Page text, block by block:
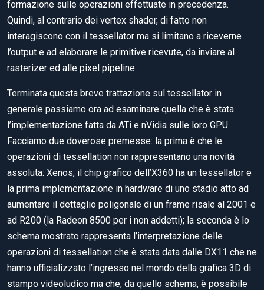
formazione sulle operazioni effettuate in precedenza.
Quindi, al contrario dei vertex shader, di fatto non
interagiscono con il tessellator ma si limitano a riceverne
l’output e ad elaborare le primitive ricevute, da inviare al
rasterizer ed alle pixel pipeline.
Terminata questa breve trattazione sul tessellator in
generale passiamo ora ad esaminare quella che è stata
l’implementazione fatta da ATi e nVidia sulle loro GPU.
Facciamo due doverose premesse: la prima è che le
operazioni di tessellation non rappresentano una novità
assoluta: Xenos, il chip grafico dell’X360 ha un tessellator e
la prima implementazione in hardware di uno stadio atto ad
aumentare il dettaglio poligonale di un frame risale al 2001 e
ad R200 (la Radeon 8500 per i non addetti); la seconda è lo
schema mostrato rappresenta l’interpretazione delle
operazioni di tessellation che è stata data dalle DX11 che ne
hanno ufficializzato l’ingresso nel mondo della grafica 3D di
stampo videoludico ma che, da quello schema, è possibile